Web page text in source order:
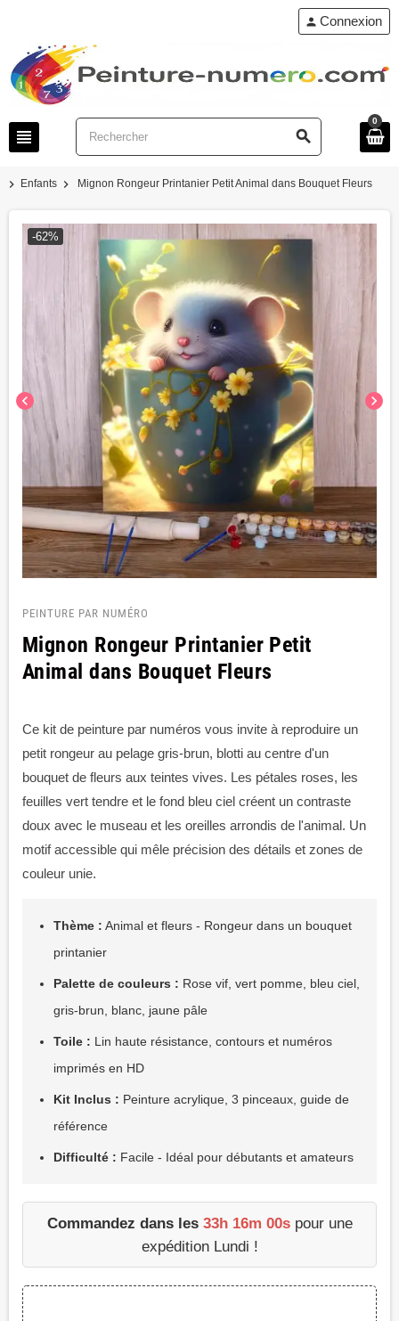
view_headline search
0
person Connexion
chevron_right Enfants chevron_right Mignon Rongeur Printanier Petit Animal dans Bouquet Fleurs
chevron_left chevron_right
-62%
PEINTURE PAR NUMÉRO
Mignon Rongeur Printanier Petit
Animal dans Bouquet Fleurs
Ce kit de peinture par numéros vous invite à reproduire un
petit rongeur au pelage gris-brun, blotti au centre d'un
bouquet de fleurs aux teintes vives. Les pétales roses, les
feuilles vert tendre et le fond bleu ciel créent un contraste
doux avec le museau et les oreilles arrondis de l'animal. Un
motif accessible qui mêle précision des détails et zones de
couleur unie.
Thème : Animal et fleurs - Rongeur dans un bouquet
printanier
Palette de couleurs : Rose vif, vert pomme, bleu ciel,
gris-brun, blanc, jaune pâle
Toile : Lin haute résistance, contours et numéros
imprimés en HD
Kit Inclus : Peinture acrylique, 3 pinceaux, guide de
référence
Difficulté : Facile - Idéal pour débutants et amateurs
Commandez dans les 33h 15m 59s pour une
expédition Lundi !